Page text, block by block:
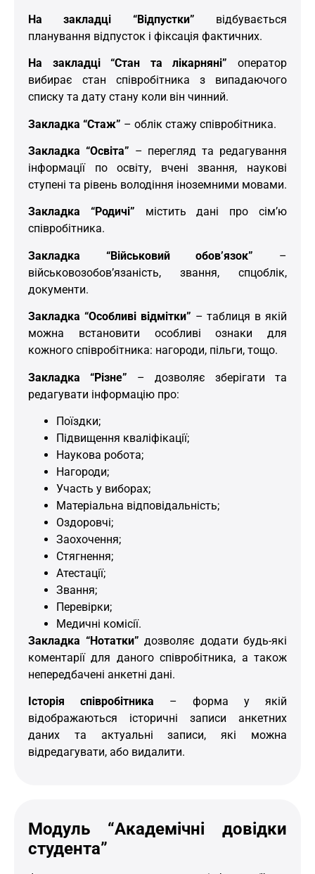
На закладці “Відпустки” відбувається
планування відпусток і фіксація фактичних.
На закладці “Стан та лікарняні” оператор
вибирає стан співробітника з випадаючого
списку та дату стану коли він чинний.
Закладка “Стаж” – облік стажу співробітника.
Закладка “Освіта” – перегляд та редагування
інформації по освіту, вчені звання, наукові
ступені та рівень володіння іноземними мовами.
Закладка “Родичі” містить дані про сім’ю
співробітника.
Закладка “Військовий обов’язок” –
військовозобов’язаність, звання, спцоблік,
документи.
Закладка “Особливі відмітки” – таблиця в якій
можна встановити особливі ознаки для
кожного співробітника: нагороди, пільги, тощо.
Закладка “Різне” – дозволяє зберігати та
редагувати інформацію про:
Поїздки;
Підвищення кваліфікації;
Наукова робота;
Нагороди;
Участь у виборах;
Матеріальна відповідальність;
Оздоровчі;
Заохочення;
Стягнення;
Атестації;
Звання;
Перевірки;
Медичні комісії.
Закладка “Нотатки” дозволяє додати будь-які
коментарії для даного співробітника, а також
непередбачені анкетні дані.
Історія співробітника – форма у якій
відображаються історичні записи анкетних
даних та актуальні записи, які можна
відредагувати, або видалити.
Модуль “Академічні довідки
студента”